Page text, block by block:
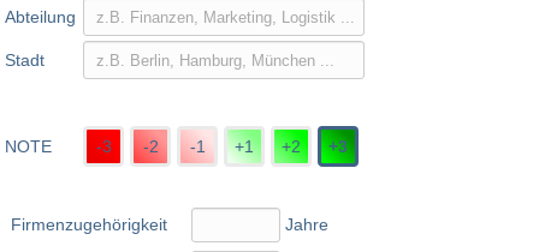
Abteilung
Stadt
NOTE -3 -2 -1 +1 +2 +3
Firmenzugehörigkeit Jahre